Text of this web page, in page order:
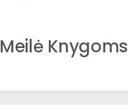
Meilė Knygoms